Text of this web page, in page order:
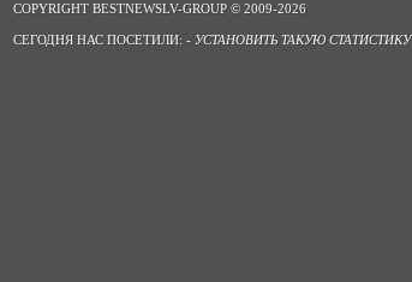
COPYRIGHT BESTNEWSLV-GROUP © 2009-2026
СЕГОДНЯ НАС ПОСЕТИЛИ: - УСТАНОВИТЬ ТАКУЮ СТАТИСТИКУ